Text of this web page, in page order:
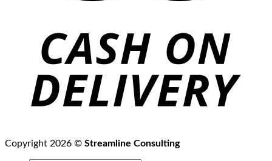
Copyright 2026 © Streamline Consulting